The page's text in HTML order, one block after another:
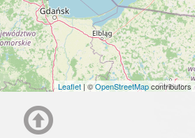
Leaflet | ©OpenStreetMapcontributors